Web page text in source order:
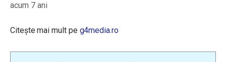
acum 7 ani
Citește mai mult pe g4media.ro